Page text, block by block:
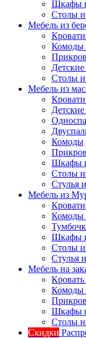
Шкафы
Столы
Мебель из
Комоды
Столы
Мебель из
Кровати
Детские
Комоды
Шкафы
Столы
Стулья
Мебель из
Комоды
Шкафы
Столы
Стулья
Мебель на
Кровать
Комоды
Шкафы
Столы
Скидки